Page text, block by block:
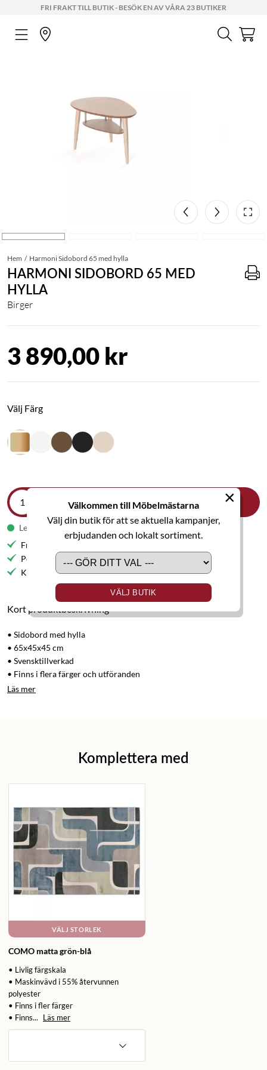
FRI FRAKT TILL BUTIK - BESÖK EN AV VÅRA 23 BUTIKER
Välkommen till Möbelmästarna
Välj din butik för att se aktuella kampanjer,
erbjudanden och lokalt sortiment.
VÄLJ BUTIK
×
Hem Harmoni Sidobord 65 med hylla
HARMONI SIDOBORD 65 MED
HYLLA
Birger
3 890,00 kr
Välj Färg
LÄGG I VARUKORGEN
Leveranstid 1-2 veckor
Fri frakt till butik
Personlig service
Kvalitetsmöbler
Kort produktbeskrivning
• Sidobord med hylla
• 65x45x45 cm
• Svensktillverkad
• Finns i flera färger och utföranden
Läs mer
Komplettera med
VÄLJ STORLEK
COMO matta grön-blå
• Livlig färgskala
• Maskinvävd i 55% återvunnen
polyester
• Finns i fler färger
• Finns...
Läs mer